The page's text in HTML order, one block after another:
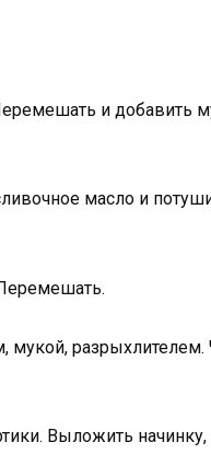
и добавить
масло и
мукой,
Выложить начинку,